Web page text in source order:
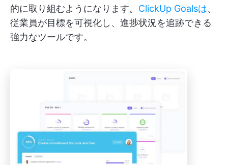
的に取り組むようになります。 ClickUp Goalsは、
従業員が目標を可視化し、進捗状況を追跡できる
強力なツールです。